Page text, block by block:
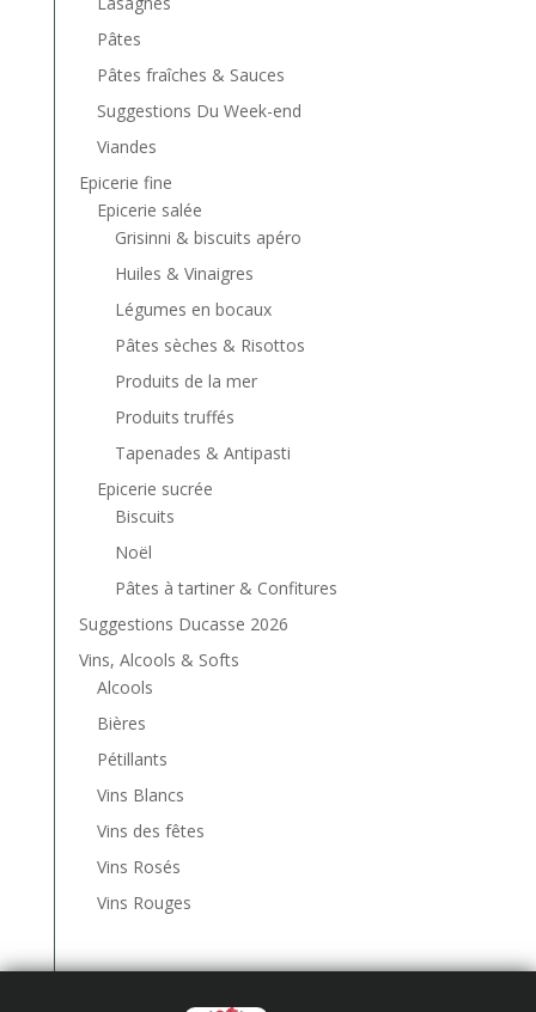
Pâtes
Pâtes fraîches & Sauces
Suggestions Du Week-end
Viandes
Epicerie fine
Epicerie salée
Grisinni & biscuits apéro
Huiles & Vinaigres
Légumes en bocaux
Pâtes sèches & Risottos
Produits de la mer
Produits truffés
Tapenades & Antipasti
Epicerie sucrée
Biscuits
Noël
Pâtes à tartiner & Confitures
Suggestions Ducasse 2026
Vins, Alcools & Softs
Alcools
Bières
Pétillants
Vins Blancs
Vins des fêtes
Vins Rosés
Vins Rouges